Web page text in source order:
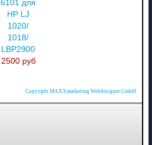
6101 для
HP LJ
1020/
1018/
LBP2900
2500 руб
Copyright MAXXmarketing Webdesigner GmbH